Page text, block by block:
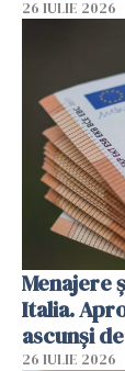
26 IULIE 2026
Menajere
Italia.
ascunși
26 IULIE 2026